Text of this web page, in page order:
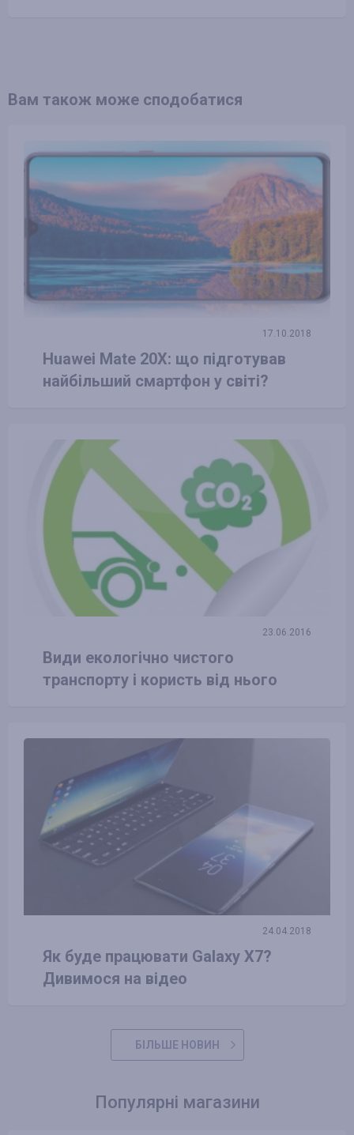
Вам також може сподобатися
17.10.2018
Huawei Mate 20X: що підготував
найбільший смартфон у світі?
23.06.2016
Види екологічно чистого
транспорту і користь від нього
24.04.2018
Як буде працювати Galaxy X7?
Дивимося на відео
БІЛЬШЕ НОВИН
Популярні магазини